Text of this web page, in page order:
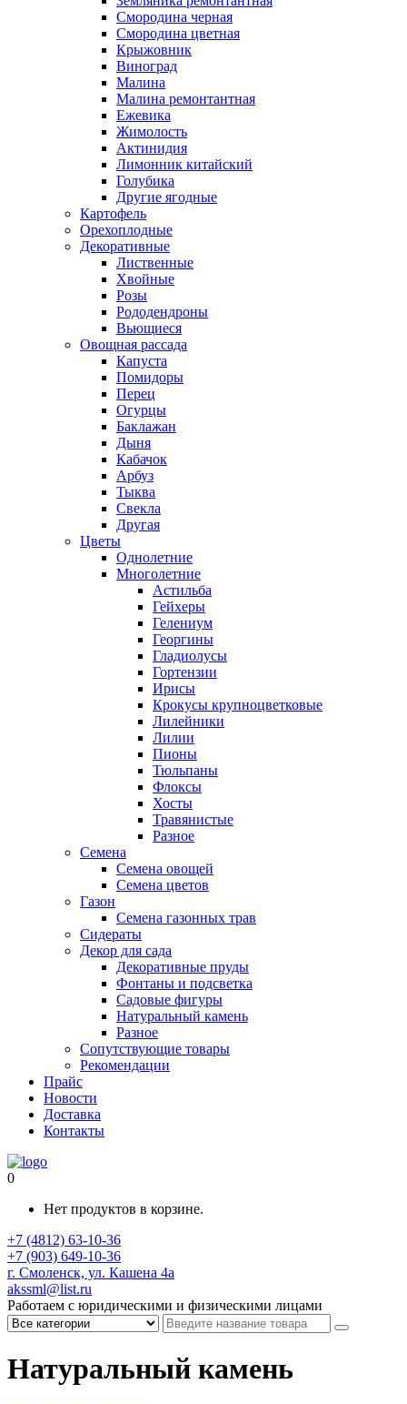
Смородина черная
Смородина цветная
Крыжовник
Виноград
Малина
Малина ремонтантная
Ежевика
Жимолость
Актинидия
Лимонник китайский
Голубика
Другие ягодные
Картофель
Орехоплодные
Декоративные
Лиственные
Хвойные
Розы
Рододендроны
Вьющиеся
Овощная рассада
Капуста
Помидоры
Перец
Огурцы
Баклажан
Дыня
Кабачок
Арбуз
Тыква
Свекла
Другая
Цветы
Однолетние
Многолетние
Астильба
Гейхеры
Гелениум
Георгины
Гладиолусы
Гортензии
Ирисы
Крокусы крупноцветковые
Лилейники
Лилии
Пионы
Тюльпаны
Флоксы
Хосты
Травянистые
Разное
Семена
Семена овощей
Семена цветов
Газон
Семена газонных трав
Сидераты
Декор для сада
Декоративные пруды
Фонтаны и подсветка
Садовые фигуры
Натуральный камень
Разное
Сопутствующие товары
Рекомендации
Прайс
Новости
Доставка
Контакты
0
Нет продуктов в корзине.
+7 (4812) 63-10-36
+7 (903) 649-10-36
г. Смоленск, ул. Кашена 4а
akssml@list.ru
Работаем с юридическими и физическими лицами
Натуральный камень